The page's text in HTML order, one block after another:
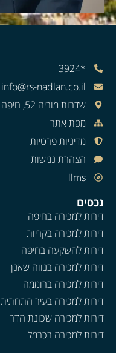
*3924
info@rs-nadlan.co.il
שדרות מוריה 52, חיפה
מפת אתר
מדיניות פרטיות
הצהרת נגישות
llms
נכסים
דירות למכירה בחיפה
דירות למכירה בקריות
דירות להשקעה בחיפה
דירות למכירה בנווה שאנן
דירות למכירה ברוממה
דירות למכירה בעיר התחתית
דירות למכירה שכונת הדר
דירות למכירה בכרמל